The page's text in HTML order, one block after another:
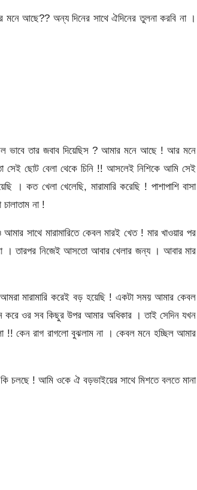
আছে?? অন্য দিনের সাথে ঐদিনের তুলনা করবি না ।
ভাবে তার জবাব দিয়েছিস ? আমার মনে আছে ! আর মনে
সেই ছোট বেলা থেকে চিনি !! আসলেই নিশিকে আমি সেই
কত খেলা খেলেছি, মারামারি করেছি ! পাশাপাশি বাসা
না !
সাথে মারামারিতে কেবল মারই খেত ! মার খাওয়ার পর
। তারপর নিজেই আসতো আবার খেলার জন্য । আবার মার
মারামারি করেই বড় হয়েছি ! একটা সময় আমার কেবল
করে ওর সব কিছুর উপর আমার অধিকার । তাই সেদিন যখন
!! কেন রাগ রাগলো বুঝলাম না । কেবল মনে হচ্ছিল আমার
চলছে ! আমি ওকে ঐ বড়ভাইয়ের সাথে মিশতে বলতে মানা